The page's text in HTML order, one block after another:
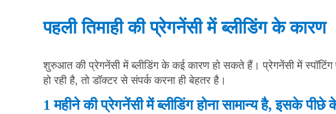
पहली तिमाही की प्रेगनेंसी में ब्लीडिंग के कारण
शुरुआत की प्रेगनेंसी में ब्लीडिंग के कई कारण हो सकते हैं। प्रेगनेंसी में स्पॉटिंग
हो रही है, तो डॉक्टर से संपर्क करना ही बेहतर है।
1 महीने की प्रेगनेंसी में ब्लीडिंग होना सामान्य है, इसके